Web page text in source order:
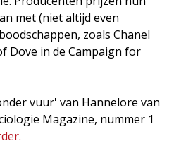
met (niet altijd even
zoals Chanel
Dove in de Campaign for
vuur' van Hannelore van
Magazine, nummer 1